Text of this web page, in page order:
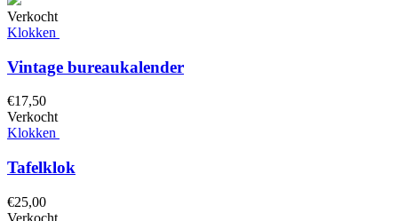
Verkocht
Klokken
Vintage bureaukalender
€17,50
Verkocht
Klokken
Tafelklok
€25,00
Verkocht